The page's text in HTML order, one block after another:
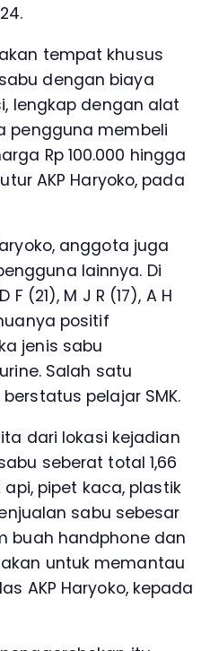
tempat khusus
dengan biaya
lengkap dengan alat
pengguna membeli
Rp 100.000 hingga
AKP Haryoko, pada
anggota juga
lainnya. Di
(21), M J R (17), A H
positif
jenis sabu
Salah satu
pelajar SMK.
dari lokasi kejadian
seberat total 1,66
pipet kaca, plastik
sabu sebesar
buah handphone dan
untuk memantau
AKP Haryoko, kepada